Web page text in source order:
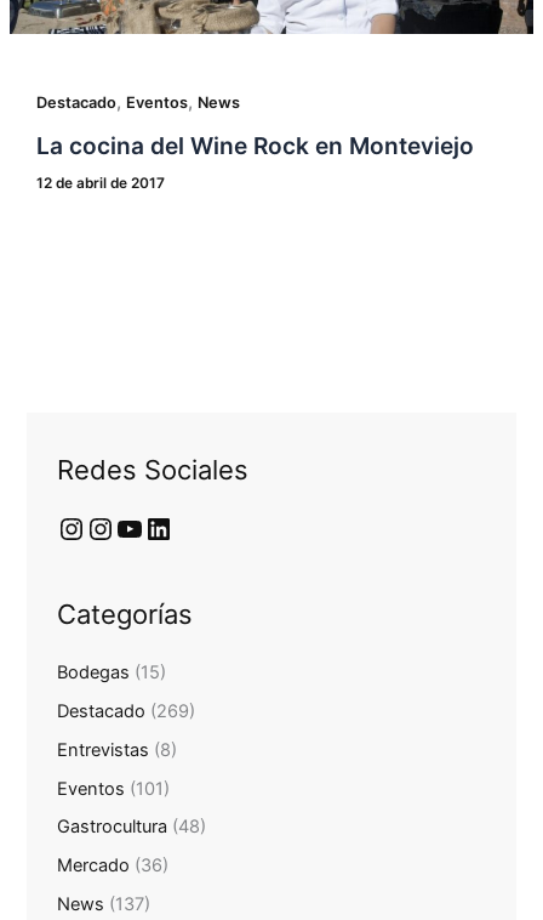
Destacado, Eventos, News
La cocina del Wine Rock en Monteviejo
12 de abril de 2017
Redes Sociales
Categorías
Bodegas (15)
Destacado (269)
Entrevistas (8)
Eventos (101)
Gastrocultura (48)
Mercado (36)
News (137)